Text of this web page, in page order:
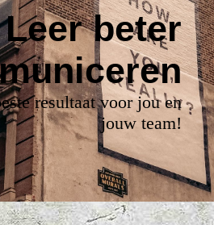
Leer beter
resultaat voor jou en
jouw team!